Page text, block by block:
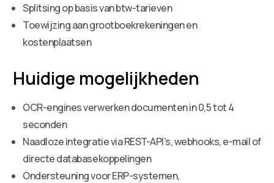
Splitsing op basis van btw-tarieven
Toewijzing aan grootboekrekeningen en
kostenplaatsen
Huidige mogelijkheden
OCR-engines verwerken documenten in 0,5 tot 4
seconden
Naadloze integratie via REST-API’s, webhooks, e-mail of
directe databasekoppelingen
Ondersteuning voor ERP-systemen,